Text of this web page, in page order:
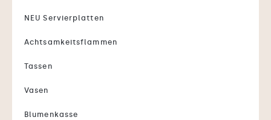
NEU Servierplatten
Achtsamkeitsflammen
Tassen
Vasen
Blumenkasse